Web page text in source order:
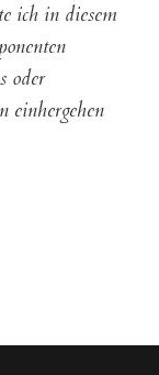
Machtspiele:
Einblicke
narzisstische
Familiensysteme
ich in diesem
oder
einhergehen